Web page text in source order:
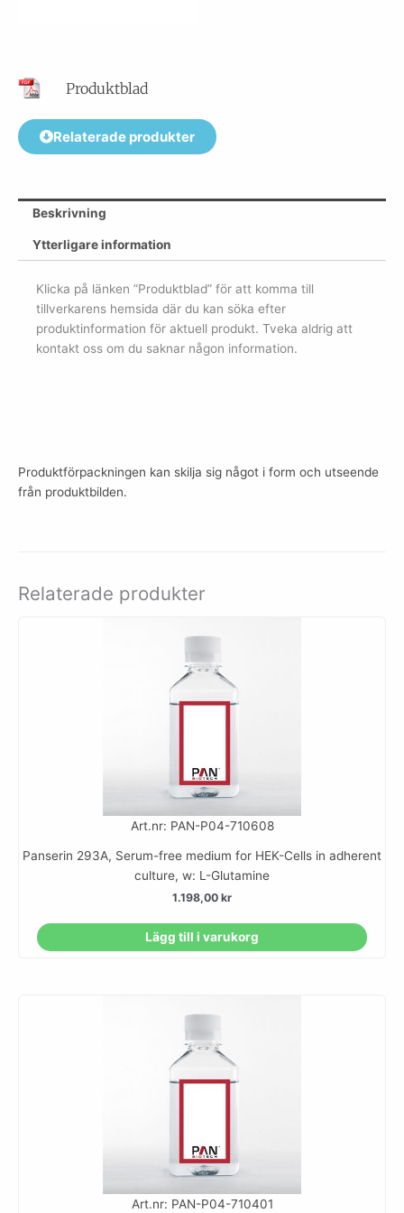
Produktblad
Relaterade produkter
Beskrivning
Ytterligare information
Klicka på länken ”Produktblad” för att komma till
tillverkarens hemsida där du kan söka efter
produktinformation för aktuell produkt. Tveka aldrig att
kontakt oss om du saknar någon information.
Produktförpackningen kan skilja sig något i form och utseende
från produktbilden.
Relaterade produkter
Art.nr: PAN-P04-710608
Panserin 293A, Serum-free medium for HEK-Cells in adherent
culture, w: L-Glutamine
1.198,00 kr
Lägg till i varukorg
Art.nr: PAN-P04-710401